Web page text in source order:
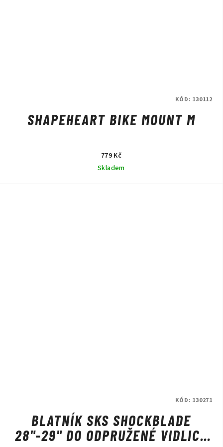
SHAPEHEART BIKE MOUNT M
779 Kč
Skladem
KÓD: 130112
BLATNÍK SKS SHOCKBLADE
28"-29" DO ODPRUŽENÉ VIDLICE
KÓD: 130271